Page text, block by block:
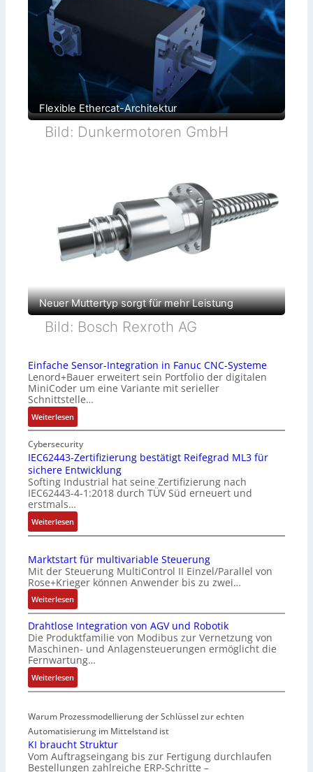
Flexible Ethercat-Architektur
Bild: Dunkermotoren GmbH
Neuer Muttertyp sorgt für mehr Leistung
Bild: Bosch Rexroth AG
Einfache Sensor-Integration in Fanuc CNC-Systeme
Lenord+Bauer erweitert sein Portfolio der digitalen
MiniCoder um eine Variante mit serieller
Schnittstelle…
Weiterlesen:
E
i
n
f
a
c
h
e
S
n
s
o
r
-
n
t
e
g
r
t
i
o
n
Cybersecurity
IEC62443-Zertifizierung bestätigt Reifegrad ML3 für
sichere Entwicklung
Softing Industrial hat seine Zertifizierung nach
IEC62443-4-1:2018 durch TÜV Süd erneuert und
erstmals…
Weiterlesen:
I
C
6
2
4
4
3
-
Z
e
r
t
f
i
z
i
Marktstart für multivariable Steuerung
Mit der Steuerung MultiControl II Einzel/Parallel von
Rose+Krieger können Anwender bis zu zwei…
Weiterlesen:
M
a
r
k
t
s
t
r
t
f
ü
Drahtlose Integration von AGV und Robotik
Die Produktfamilie von Modibus zur Vernetzung von
Maschinen- und Anlagensteuerungen ermöglicht die
Fernwartung…
Weiterlesen:
D
a
h
t
l
o
Warum Prozessmodellierung der Schlüssel zur echten
Automatisierung im Mittelstand ist
KI braucht Struktur
Vom Auftragseingang bis zur Fertigung durchlaufen
Bestellungen zahlreiche ERP-Schritte –